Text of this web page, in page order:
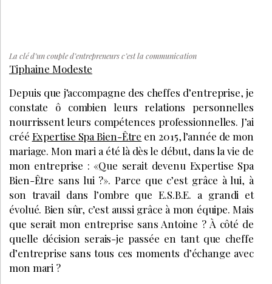
La clé d’un couple d’entrepreneurs c’est la communication
Tiphaine Modeste
Depuis que j’accompagne des cheffes d’entreprise, je
constate ô combien leurs relations personnelles
nourrissent leurs compétences professionnelles. J’ai
créé Expertise Spa Bien-Être en 2015, l’année de mon
mariage. Mon mari a été là dès le début, dans la vie de
mon entreprise : «Que serait devenu Expertise Spa
Bien-Être sans lui ?». Parce que c’est grâce à lui, à
son travail dans l’ombre que E.S.B.E. a grandi et
évolué. Bien sûr, c’est aussi grâce à mon équipe. Mais
que serait mon entreprise sans Antoine ? À côté de
quelle décision serais-je passée en tant que cheffe
d’entreprise sans tous ces moments d’échange avec
mon mari ?